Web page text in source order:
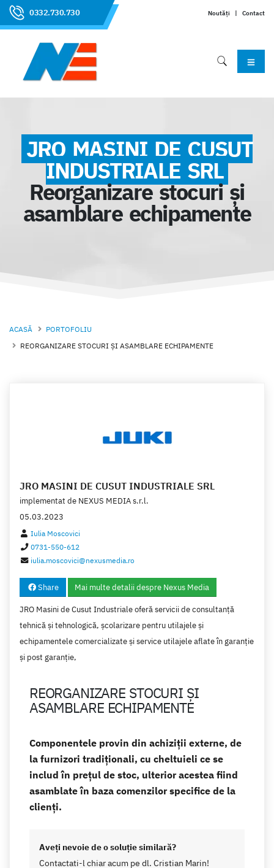
0332.730.730 Noutăți | Contact
JRO MASINI DE CUSUT
INDUSTRIALE SRL
Reorganizare stocuri și
asamblare echipamente
ACASĂ
PORTOFOLIU
REORGANIZARE STOCURI ȘI ASAMBLARE ECHIPAMENTE
JRO MASINI DE CUSUT INDUSTRIALE SRL
implementat de NEXUS MEDIA s.r.l.
05.03.2023
Iulia Moscovici
0731-550-612
iulia.moscovici@nexusmedia.ro
Share Mai multe detalii despre Nexus Media
JRO Masini de Cusut Industriale oferă servicii de consultanţă
tehnică şi tehnologică, școlarizare pentru utilajele şi
echipamentele comercializate și service utilajele aflate în garanţie
și post garanţie,
REORGANIZARE STOCURI ȘI
ASAMBLARE ECHIPAMENTE
Componentele provin din achiziții externe, de
la furnizori tradiționali, cu cheltuieli ce se
includ în prețul de stoc, ulterior acestea fiind
asamblate în baza comenzilor specifice de la
clienți.
Aveţi nevoie de o soluţie similară?
Contactati-l chiar acum pe dl. Cristian Marin!